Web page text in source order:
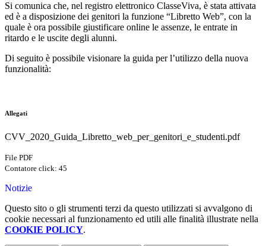
Si comunica che, nel registro elettronico ClasseViva, è stata attivata
ed è a disposizione dei genitori la funzione “Libretto Web”, con la
quale è ora possibile giustificare online le assenze, le entrate in
ritardo e le uscite degli alunni.
Di seguito è possibile visionare la guida per l’utilizzo della nuova
funzionalità:
Allegati
CVV_2020_Guida_Libretto_web_per_genitori_e_studenti.pdf
File PDF
Contatore click: 45
Notizie
Questo sito o gli strumenti terzi da questo utilizzati si avvalgono di
cookie necessari al funzionamento ed utili alle finalità illustrate nella
COOKIE POLICY.